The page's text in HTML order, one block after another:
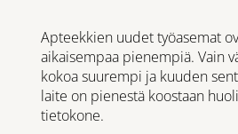
Apteekkien uudet työasemat
aikaisempaa pienempiä. Vain
kokoa suurempi ja kuuden
laite on pienestä koostaan
tietokone.